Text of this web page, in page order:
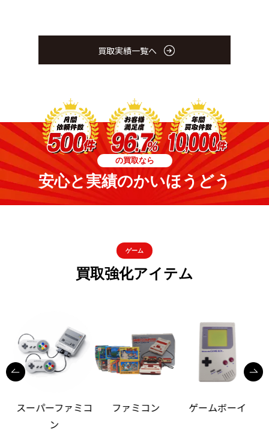
買取実績一覧へ
の買取なら
安心と実績のかいほうどう
ゲーム
買取強化アイテム
スーパーファミコ
ン
ファミコン ゲームボーイ